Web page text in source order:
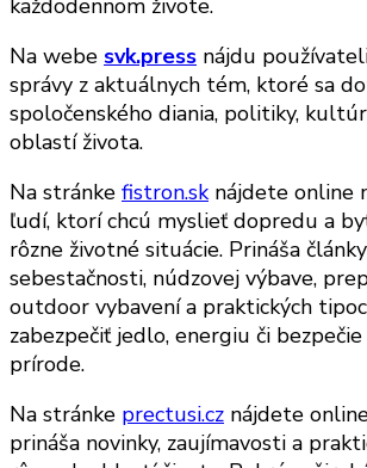
každodennom živote.
Na webe svk.press nájdu
správy z aktuálnych tém, ktoré sa
spoločenského diania, politiky,
oblastí života.
Na stránke fistron.sknájdete online
ľudí, ktorí chcú myslieť dopredu a
rôzne životné situácie. Prináša
sebestačnosti, núdzovej výbave,
outdoor vybavení a praktických
zabezpečiť jedlo, energiu či
prírode.
Na stránke prectusi.cz nájdete
prináša novinky, zaujímavosti a